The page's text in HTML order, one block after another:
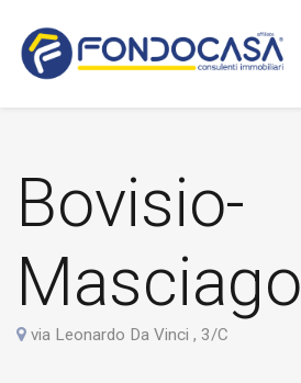
Bovisio-
Masciago
via Leonardo Da Vinci , 3/C